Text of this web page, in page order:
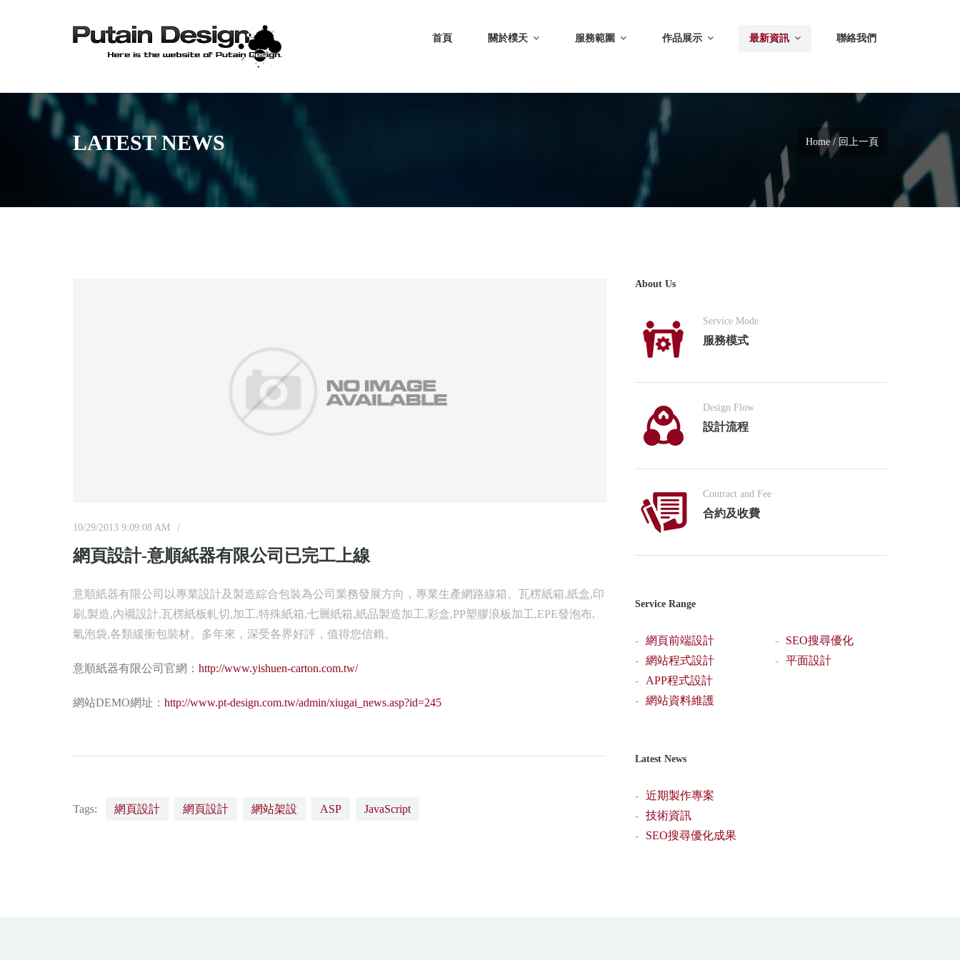
首頁 關於樸天 服務範圍 作品展示 最新資訊 聯絡我們
LATEST NEWS Home/ 回上一頁
10/29/2013 9:09:08 AM
網頁設計-意順紙器有限公司已完工上線
意順紙器有限公司以專業設計及製造綜合包裝為公司業務發展方向，專業生產網路線箱、瓦楞紙箱,紙盒,印
刷,製造,內襯設計,瓦楞紙板軋切,加工,特殊紙箱,七層紙箱,紙品製造加工,彩盒,PP塑膠浪板加工,EPE發泡布,
氣泡袋,各類緩衝包裝材。多年來，深受各界好評，值得您信賴。
意順紙器有限公司官網： http://www.yishuen-carton.com.tw/
網站DEMO網址： http://www.pt-design.com.tw/admin/xiugai_news.asp?id=245
Tags: 網頁設計 網頁設計 網站架設 ASP JavaScript
About Us
Service Mode
服務模式
Design Flow
設計流程
Contract and Fee
合約及收費
Service Range
網頁前端設計
網站程式設計
APP程式設計
網站資料維護
SEO搜尋優化
平面設計
Latest News
近期製作專案
技術資訊
SEO搜尋優化成果